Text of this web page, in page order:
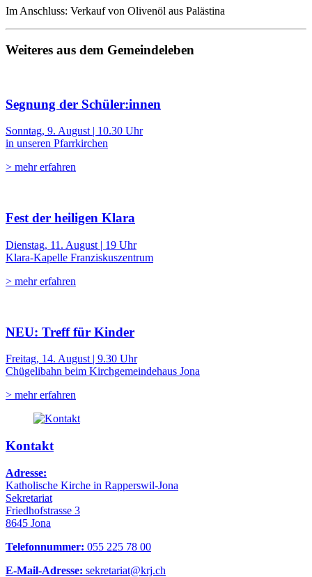
Im Anschluss: Verkauf von Olivenöl aus Palästina
Weiteres aus dem Gemeindeleben
Segnung der Schüler:innen
Sonntag, 9. August | 10.30 Uhr
in unseren Pfarrkirchen
> mehr erfahren
Fest der heiligen Klara
Dienstag, 11. August | 19 Uhr
Klara-Kapelle Franziskuszentrum
> mehr erfahren
NEU: Treff für Kinder
Freitag, 14. August | 9.30 Uhr
Chügelibahn beim Kirchgemeindehaus Jona
> mehr erfahren
Kontakt
Adresse:
Katholische Kirche in Rapperswil-Jona
Sekretariat
Friedhofstrasse 3
8645 Jona
Telefonnummer: 055 225 78 00
E-Mail-Adresse: sekretariat@krj.ch